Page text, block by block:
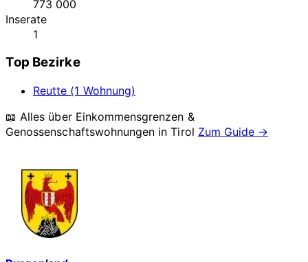
773 000
Inserate
1
Top Bezirke
Reutte (1 Wohnung)
📖 Alles über Einkommensgrenzen &
Genossenschaftswohnungen inTirol Zum Guide →